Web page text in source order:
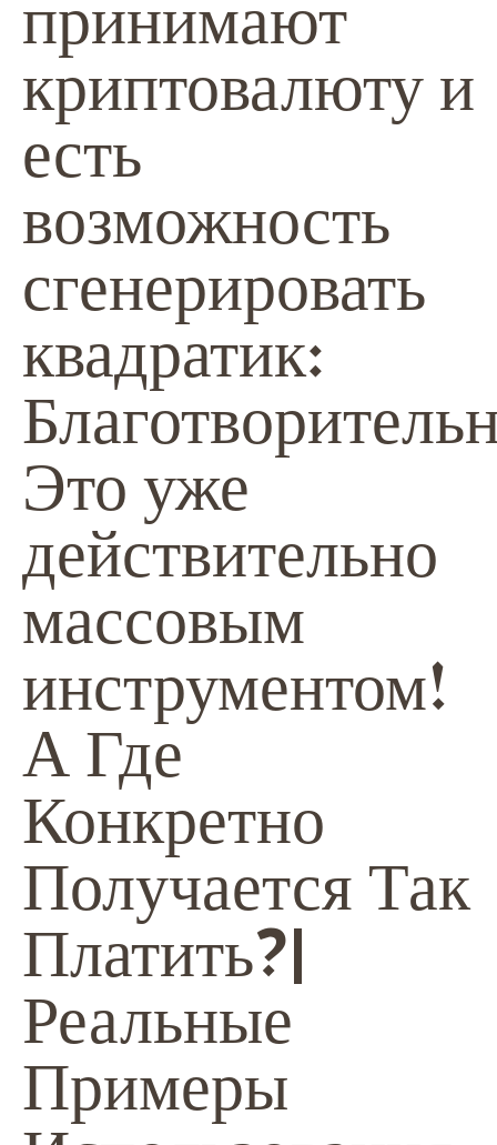
принимают
криптовалюту и
есть
возможность
сгенерировать
квадратик:
Это уже
действительно
массовым
инструментом!
А Где
Конкретно
Получается Так
Платить?|
Реальные
Примеры